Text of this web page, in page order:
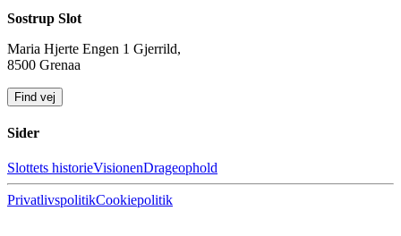
Sostrup Slot
Maria Hjerte Engen 1 Gjerrild,
8500 Grenaa
Find vej
Sider
Slottets historieVisionenDrageophold
PrivatlivspolitikCookiepolitik